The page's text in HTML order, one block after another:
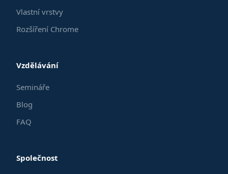
Vlastní vrstvy
Rozšíření Chrome
Vzdělávání
Semináře
Blog
FAQ
Společnost